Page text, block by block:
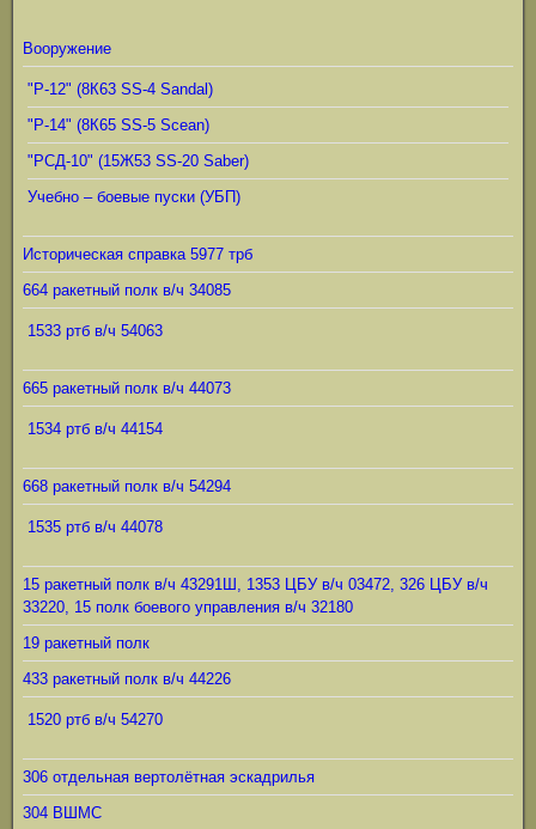
Вооружение
"Р-12" (8К63 SS-4 Sandal)
"Р-14" (8К65 SS-5 Scean)
"РСД-10" (15Ж53 SS-20 Saber)
Учебно – боевые пуски (УБП)
Историческая справка 5977 трб
664 ракетный полк в/ч 34085
1533 ртб в/ч 54063
665 ракетный полк в/ч 44073
1534 ртб в/ч 44154
668 ракетный полк в/ч 54294
1535 ртб в/ч 44078
15 ракетный полк в/ч 43291Ш, 1353 ЦБУ в/ч 03472, 326 ЦБУ в/ч
33220, 15 полк боевого управления в/ч 32180
19 ракетный полк
433 ракетный полк в/ч 44226
1520 ртб в/ч 54270
306 отдельная вертолётная эскадрилья
304 ВШМС